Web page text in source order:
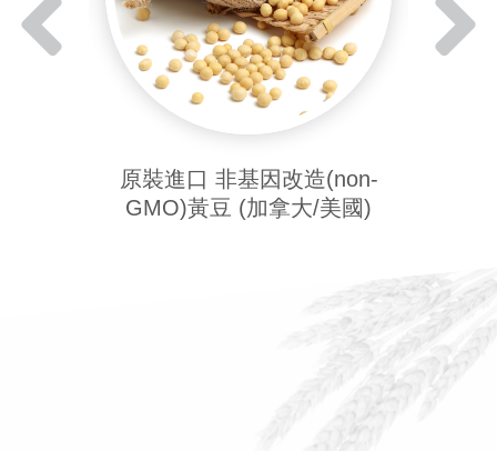
原裝進口 非基因改造(non-
GMO)黃豆 (加拿大/美國)